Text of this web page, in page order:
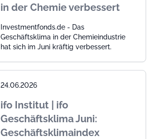
in der Chemie verbessert
Investmentfonds.de - Das
Geschäftsklima in der Chemieindustrie
hat sich im Juni kräftig verbessert.
24.06.2026
ifo Institut | ifo
Geschäftsklima Juni:
Geschäftsklimaindex